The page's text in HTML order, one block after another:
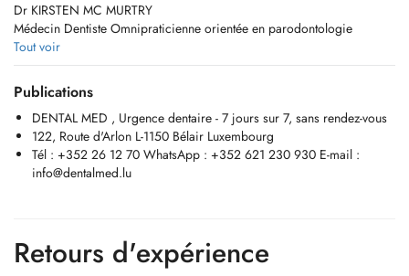
Dr KIRSTEN MC MURTRY
Médecin Dentiste Omnipraticienne orientée en parodontologie
Pousser la porte d'un centre dentaire n'est pas toujours une démarche
facile. Une douleur, une intervention à venir ou simplement des
questions sur un traitement peuvent être source d'inquiétude.
Chez DENTAL MED (122 Route d'Arlon, L-1150 Bélair Luxembourg),
nous savons que chaque patient arrive avec son propre parcours.
C'est pourquoi nous prenons le temps d'écouter votre situation, de
Notre centre est spécialisé en chirurgie orale et implantologie, ortho.
Nous réalisons notamment les extractions complexes, les implants
Tout voir
Publications
DENTAL MED , Urgence dentaire - 7 jours sur 7, sans rendez-vous
122, Route d'Arlon L-1150 Bélair Luxembourg
Tél : +352 26 12 70 WhatsApp : +352 621 230 930 E-mail :
info@dentalmed.lu
Retours d'expérience